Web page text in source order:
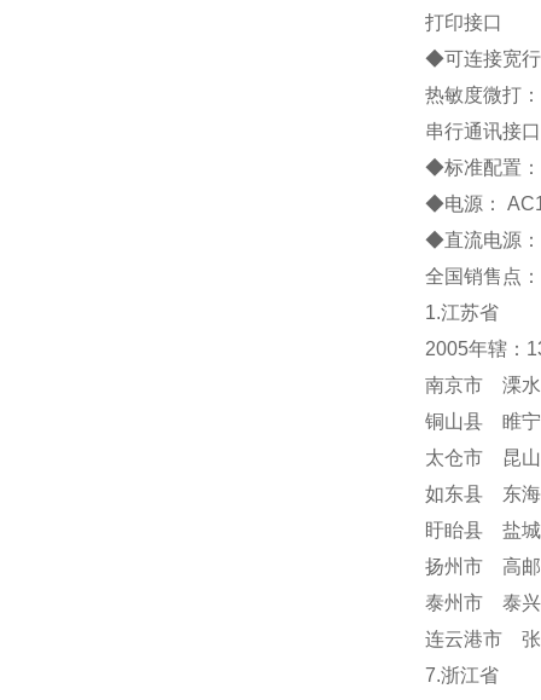
打印接口
◆可连接宽
热敏度微打：
串行通讯接口
◆标准配置
◆电源：
◆直流电源
全国销售点：
1.江苏省
2005年辖：
南京市 溧
铜山县 睢
太仓市 昆
如东县 东
盱眙县 盐
扬州市 高
泰州市 泰
连云港市 张
7.浙江省